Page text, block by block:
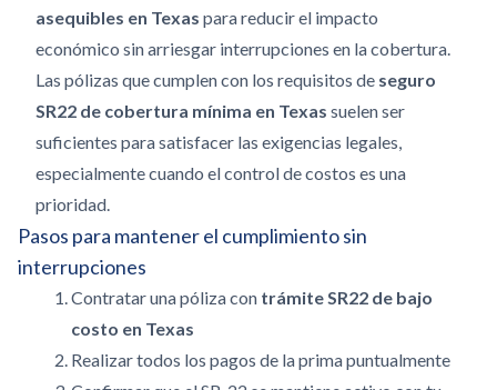
asequibles en Texas para reducir el impacto
económico sin arriesgar interrupciones en la cobertura.
Las pólizas que cumplen con los requisitos de seguro
SR22 de cobertura mínima en Texas suelen ser
suficientes para satisfacer las exigencias legales,
especialmente cuando el control de costos es una
prioridad.
Pasos para mantener el cumplimiento sin
interrupciones
Contratar una póliza con trámite SR22 de bajo
costo en Texas
Realizar todos los pagos de la prima puntualmente